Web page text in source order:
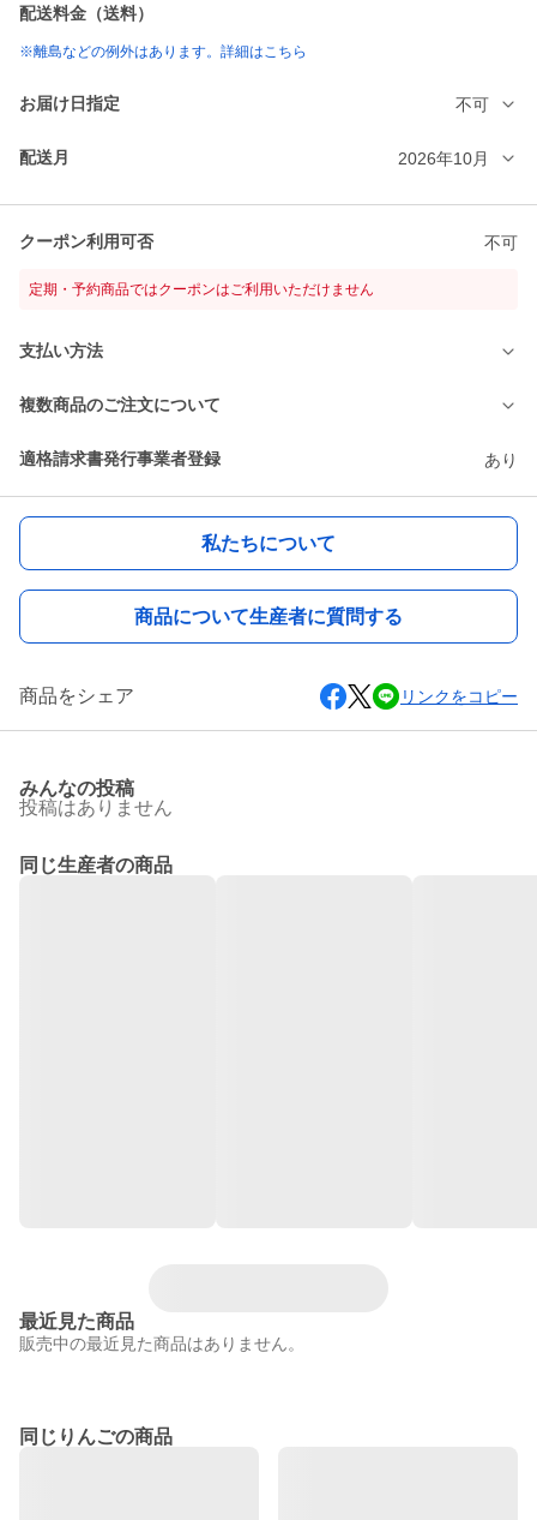
配送料金（送料）
※離島などの例外はあります。詳細はこちら
お届け日指定 不可
配送月 2026年10月
クーポン利用可否 不可
定期・予約商品ではクーポンはご利用いただけません
支払い方法
複数商品のご注文について
適格請求書発行事業者登録 あり
私たちについて
商品について生産者に質問する
商品をシェア リンクをコピー
みんなの投稿
投稿はありません
同じ生産者の商品
最近見た商品
販売中の最近見た商品はありません。
同じりんごの商品